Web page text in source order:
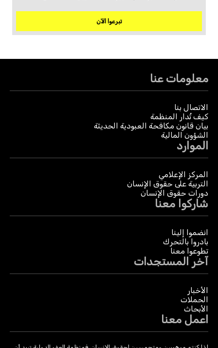
تبرعوا الآن
معلومات عنا
الاتصال بنا
كيف تُدار المنظمة
بيان قانون مكافحة العبودية الحديثة
الشؤون المالية
الموارد
المركز الإعلامي
التربية على حقوق الإنسان
دورات حقوق الإنسان
شاركوا معنا
انضموا إلينا
بادروا بالتحرك
تطوعوا معنا
آخر المستجدات
الأخبار
الحملات
الأبحاث
اعمل معنا